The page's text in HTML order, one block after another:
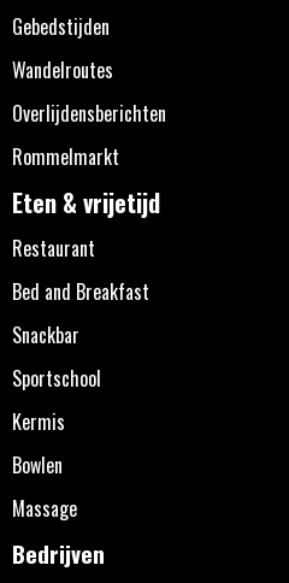
Gebedstijden
Wandelroutes
Overlijdensberichten
Rommelmarkt
Eten & vrijetijd
Restaurant
Bed and Breakfast
Snackbar
Sportschool
Kermis
Bowlen
Massage
Bedrijven